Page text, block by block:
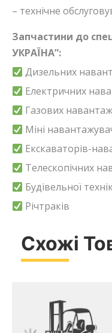
– технічне
Запчастини до
УКРАЇНА”:
Дизельних
Електричних
Газових
Міні
Екскаваторів-
Телескопічних
Будівельної
Річтраків
Схожі